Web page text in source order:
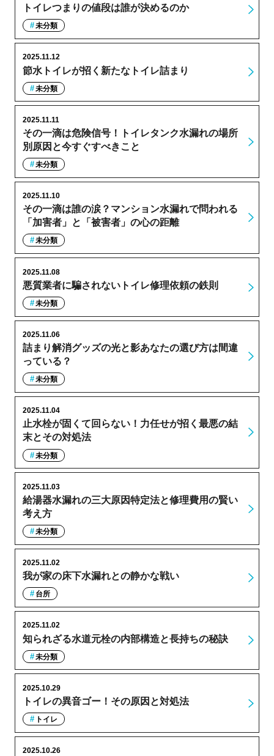
トイレつまりの値段は誰が決めるのか
未分類
節水トイレが招く新たなトイレ詰まり
2025.11.12
未分類
その一滴は危険信号！トイレタンク水漏れの場所
別原因と今すぐすべきこと
2025.11.11
未分類
その一滴は誰の涙？マンション水漏れで問われる
「加害者」と「被害者」の心の距離
2025.11.10
未分類
悪質業者に騙されないトイレ修理依頼の鉄則
2025.11.08
未分類
詰まり解消グッズの光と影あなたの選び方は間違
っている？
2025.11.06
未分類
止水栓が固くて回らない！力任せが招く最悪の結
末とその対処法
2025.11.04
未分類
給湯器水漏れの三大原因特定法と修理費用の賢い
考え方
2025.11.03
未分類
我が家の床下水漏れとの静かな戦い
2025.11.02
台所
知られざる水道元栓の内部構造と長持ちの秘訣
2025.11.02
未分類
トイレの異音ゴー！その原因と対処法
2025.10.29
トイレ
2025.10.26